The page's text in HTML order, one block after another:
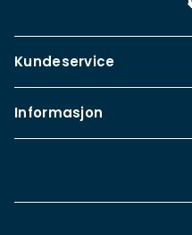
Kundeservice
Informasjon